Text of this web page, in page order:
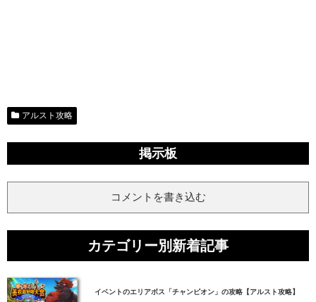
アルスト攻略
掲示板
コメントを書き込む
カテゴリー別新着記事
イベントのエリアボス「チャンピオン」の攻略【アルスト攻略】